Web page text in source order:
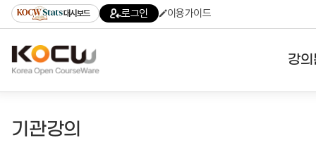
기
기
기
content)
가
대시보드 로그인 이용가이드
강
기관강의